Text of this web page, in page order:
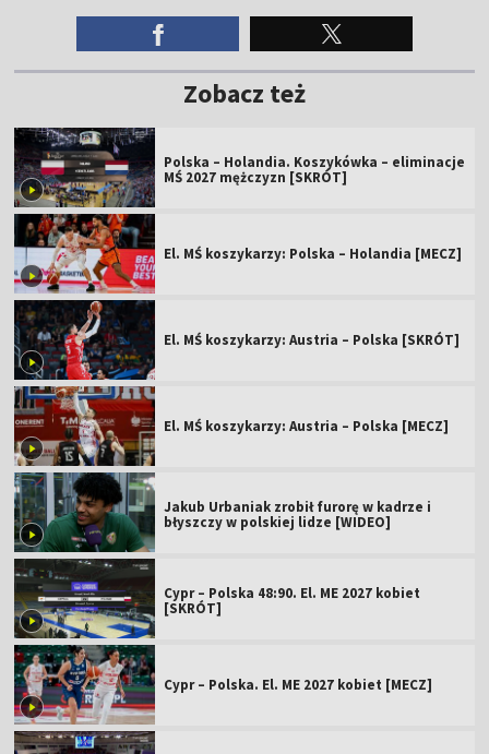
Zobacz też
Polska – Holandia. Koszykówka – eliminacje
MŚ 2027 mężczyzn [SKRÓT]
El. MŚ koszykarzy: Polska – Holandia [MECZ]
El. MŚ koszykarzy: Austria – Polska [SKRÓT]
El. MŚ koszykarzy: Austria – Polska [MECZ]
Jakub Urbaniak zrobił furorę w kadrze i
błyszczy w polskiej lidze [WIDEO]
Cypr – Polska 48:90. El. ME 2027 kobiet
[SKRÓT]
Cypr – Polska. El. ME 2027 kobiet [MECZ]